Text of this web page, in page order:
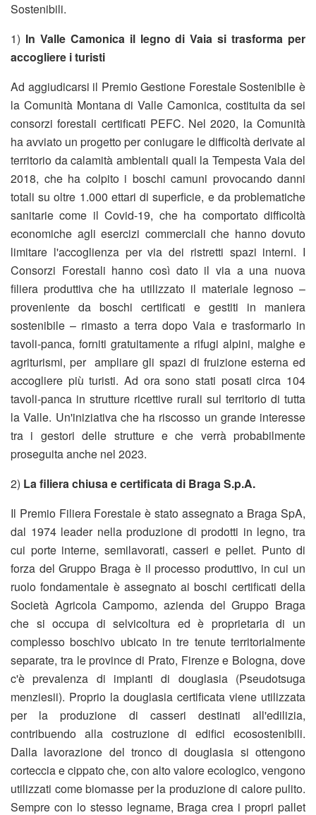
Sostenibili.
1) In Valle Camonica il legno di Vaia si trasforma per
accogliere i turisti
Ad aggiudicarsi il Premio Gestione Forestale Sostenibile è
la Comunità Montana di Valle Camonica, costituita da sei
consorzi forestali certificati PEFC. Nel 2020, la Comunità
ha avviato un progetto per coniugare le difficoltà derivate al
territorio da calamità ambientali quali la Tempesta Vaia del
2018, che ha colpito i boschi camuni provocando danni
totali su oltre 1.000 ettari di superficie, e da problematiche
sanitarie come il Covid-19, che ha comportato difficoltà
economiche agli esercizi commerciali che hanno dovuto
limitare l'accoglienza per via dei ristretti spazi interni. I
Consorzi Forestali hanno così dato il via a una nuova
filiera produttiva che ha utilizzato il materiale legnoso –
proveniente da boschi certificati e gestiti in maniera
sostenibile – rimasto a terra dopo Vaia e trasformarlo in
tavoli-panca, forniti gratuitamente a rifugi alpini, malghe e
agriturismi, per ampliare gli spazi di fruizione esterna ed
accogliere più turisti. Ad ora sono stati posati circa 104
tavoli-panca in strutture ricettive rurali sul territorio di tutta
la Valle. Un'iniziativa che ha riscosso un grande interesse
tra i gestori delle strutture e che verrà probabilmente
proseguita anche nel 2023.
2) La filiera chiusa e certificata di Braga S.p.A.
Il Premio Filiera Forestale è stato assegnato a Braga SpA,
dal 1974 leader nella produzione di prodotti in legno, tra
cui porte interne, semilavorati, casseri e pellet. Punto di
forza del Gruppo Braga è il processo produttivo, in cui un
ruolo fondamentale è assegnato ai boschi certificati della
Società Agricola Campomo, azienda del Gruppo Braga
che si occupa di selvicoltura ed è proprietaria di un
complesso boschivo ubicato in tre tenute territorialmente
separate, tra le province di Prato, Firenze e Bologna, dove
c'è prevalenza di impianti di douglasia (Pseudotsuga
menziesii). Proprio la douglasia certificata viene utilizzata
per la produzione di casseri destinati all'edilizia,
contribuendo alla costruzione di edifici ecosostenibili.
Dalla lavorazione del tronco di douglasia si ottengono
corteccia e cippato che, con alto valore ecologico, vengono
utilizzati come biomasse per la produzione di calore pulito.
Sempre con lo stesso legname, Braga crea i propri pallet